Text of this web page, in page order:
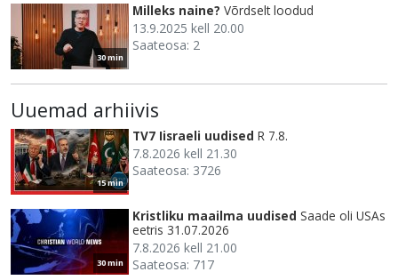
30 min
Milleks naine? Võrdselt loodud
13.9.2025 kell 20.00
Saateosa: 2
Uuemad arhiivis
15 min
TV7 Iisraeli uudised R 7.8.
7.8.2026 kell 21.30
Saateosa: 3726
30 min
Kristliku maailma uudised Saade oli USAs
eetris 31.07.2026
7.8.2026 kell 21.00
Saateosa: 717